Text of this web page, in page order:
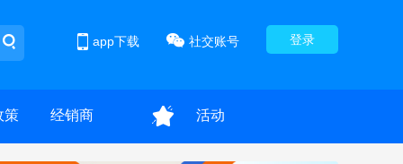
登录
社交账号
app下载
策 经销商 活动